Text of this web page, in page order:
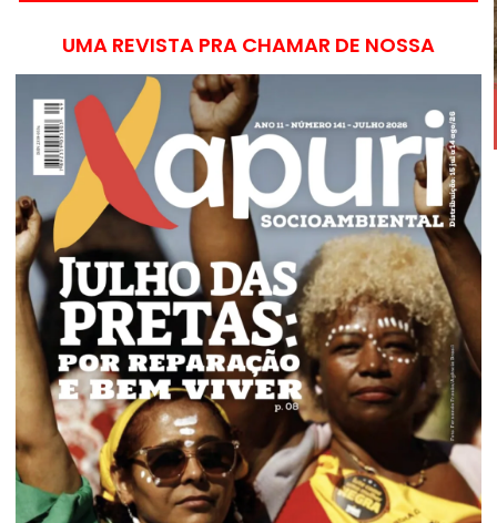
UMA REVISTA PRA CHAMAR DE NOSSA